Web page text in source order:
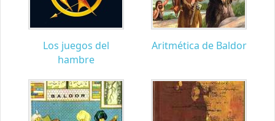
Los juegos del
hambre
Aritmética de Baldor